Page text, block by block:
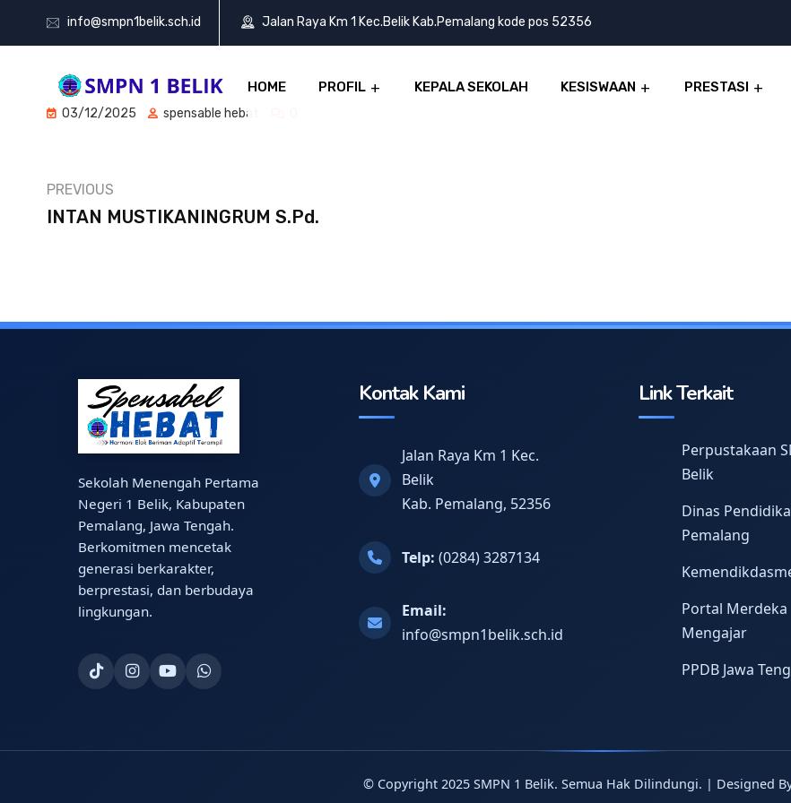
info@smpn1belik.sch.id Jalan Raya Km 1 Kec.Belik Kab.Pemalang kode pos 52356
HOME PROFIL KEPALA SEKOLAH KESISWAAN PRESTASI
03/12/2025 spensable hebat
PREVIOUS
INTAN MUSTIKANINGRUM S.Pd.
Sekolah Menengah Pertama
Negeri 1 Belik, Kabupaten
Pemalang, Jawa Tengah.
Berkomitmen mencetak
generasi berkarakter,
berprestasi, dan berbudaya
lingkungan.
Kontak Kami
Jalan Raya Km 1 Kec.
Belik
Kab. Pemalang, 52356
Telp: (0284) 3287134
Email:
info@smpn1belik.sch.id
Link Terkait
Perpustakaan
Belik
Dinas
Pemalang
Portal Merdeka
Mengajar
PPDB Jawa
© Copyright 2025 SMPN 1 Belik. Semua Hak Dilindungi. | Designed